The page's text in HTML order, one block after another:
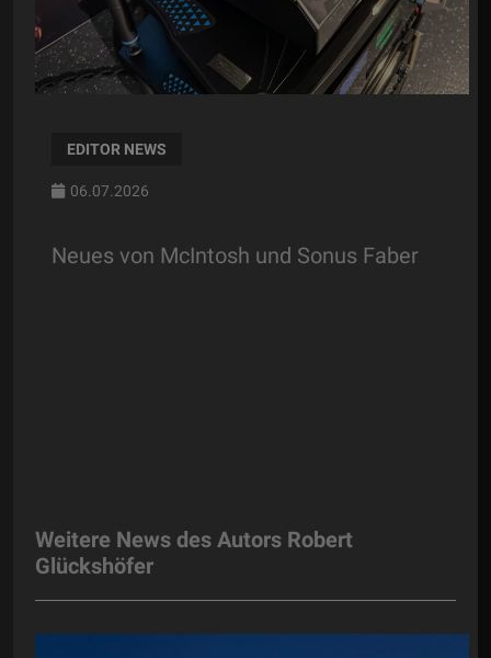
EDITOR NEWS
06.07.2026
Neues von McIntosh und Sonus Faber
Weitere News des Autors Robert
Glückshöfer